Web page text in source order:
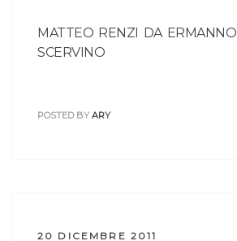
MATTEO RENZI DA ERMANNO
SCERVINO
POSTED BY ARY
20 DICEMBRE 2011